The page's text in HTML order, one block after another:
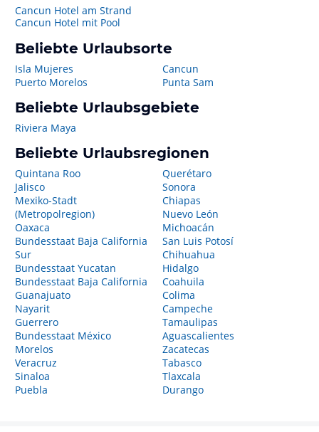
Cancun Hotel am Strand
Cancun Hotel mit Pool
Beliebte Urlaubsorte
Isla Mujeres
Puerto Morelos
Cancun
Punta Sam
Beliebte Urlaubsgebiete
Riviera Maya
Beliebte Urlaubsregionen
Quintana Roo
Jalisco
Mexiko-Stadt
(Metropolregion)
Oaxaca
Bundesstaat Baja California
Sur
Bundesstaat Yucatan
Bundesstaat Baja California
Guanajuato
Nayarit
Guerrero
Bundesstaat México
Morelos
Veracruz
Sinaloa
Puebla
Querétaro
Sonora
Chiapas
Nuevo León
Michoacán
San Luis Potosí
Chihuahua
Hidalgo
Coahuila
Colima
Campeche
Tamaulipas
Aguascalientes
Zacatecas
Tabasco
Tlaxcala
Durango